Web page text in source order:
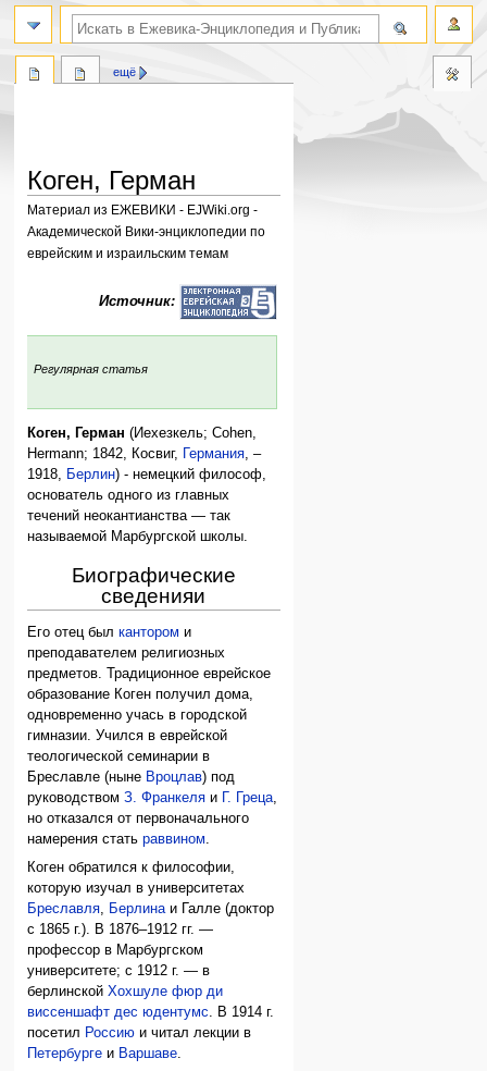
Коген, Герман
Материал из ЕЖЕВИКИ - EJWiki.org -
Академической Вики-энциклопедии по
еврейским и израильским темам
Источник:
Регулярная статья
Коген, Герман (Иехезкель; Cohen,
Hermann; 1842, Косвиг, Германия , –
1918,
Берлин) - немецкий философ,
основатель одного из главных
течений неокантианства — так
называемой Марбургской школы.
Биографические
сведенияи
Его отец былкантором и
преподавателем религиозных
предметов. Традиционное еврейское
образование Коген получил дома,
одновременно учась в городской
гимназии. Учился в еврейской
теологической семинарии в
Бреславле (ныне Вроцлав) под
руководствомЗ. Франкеля и Г. Греца,
но отказался от первоначального
намерения статьраввином.
Коген обратился к философии,
которую изучал в университетах
Бреславля
Берлина и Галле (доктор
с 1865 г.). В 1876–1912 гг. —
профессор в Марбургском
университете; с 1912 г. — в
берлинскойХохшуле фюр ди
виссеншафт дес юдентумс . В 1914 г.
посетил Россию и читал лекции в
Петербурге и Варшаве
ещё
поиск по словам